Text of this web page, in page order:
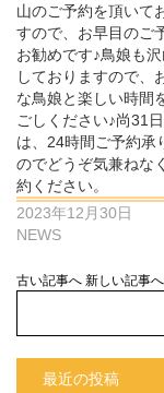
山のご予約を頂いて
すので、お早目のご
お勧めです♪鳥娘も
しておりますので、
な鳥娘と楽しい時間
ごしください♪尚31
は、24時間ご予約承
のでどうぞ気兼ねな
約ください。
2023年12月30日
NEWS
古い記事へ 新しい記事へ
最近の投稿